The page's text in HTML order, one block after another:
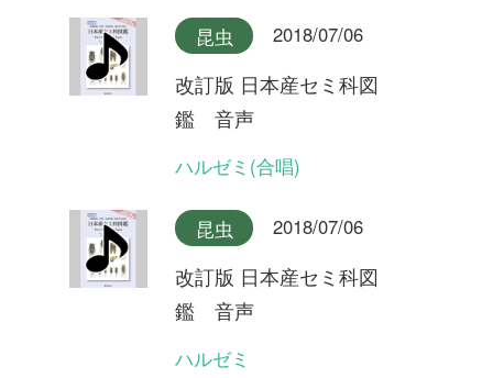
鑑 音声
キュウシュウエゾゼミ本州産
昆虫 2018/07/06
鑑 音声
キュウシュウエゾゼミ九州産
昆虫 2018/07/06
改訂版 日本産セミ科図